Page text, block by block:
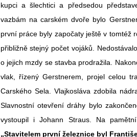
kupci a šlechtici a předsedou
vazbám na carském dvoře bylo
první práce byly započaty ještě v tomtéž
přibližně stejný počet vojáků.
o jejich mzdy se stavba prodražila.
vlak, řízený Gerstnerem, projel celou
Carského Sela. Vlajkosláva zdobila
Slavnostní otevření dráhy bylo
vystoupil i Johann Straus. Na
„Stavitelem první železnice byl